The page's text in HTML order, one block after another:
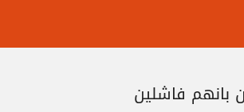
بانهم فاشلين